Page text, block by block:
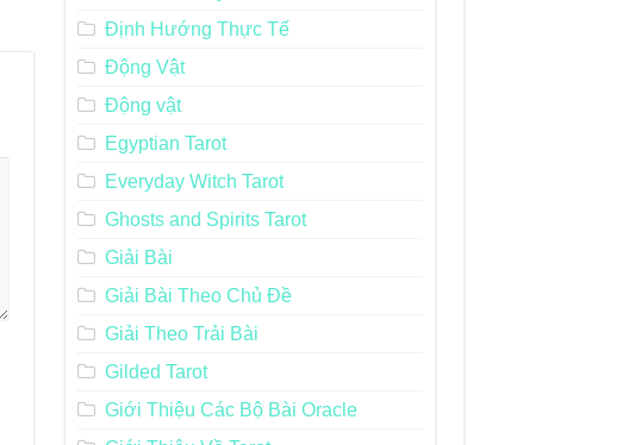
Định Hướng Thực Tế
Động Vật
Động vật
Egyptian Tarot
Everyday Witch Tarot
Ghosts and Spirits Tarot
Giải Bài
Giải Bài Theo Chủ Đề
Giải Theo Trải Bài
Gilded Tarot
Giới Thiệu Các Bộ Bài Oracle